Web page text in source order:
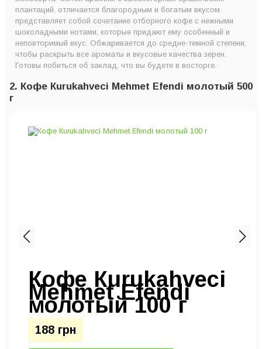
плантаций, отличается благородным и богатым вкусом.
представляет собой сочетание отборного кофе с нежными
шоколадными нотами, которые придают ему особенный и
неповторимый вкус. Обжаривается до средне-темной степени,
чтобы раскрыть все ароматы и вкусовые качества зерен.
Готовы побиться об заклад, что вы будете в восторге.
2. Кофе Кurukahveci Mehmet Efendi молотый 500
г
Кофе Кurukahveci
Mehmet Efendi
молотый 100 г
188 грн